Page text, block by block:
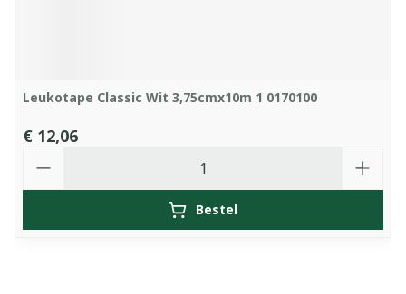
Leukotape Classic Wit 3,75cmx10m 1 0170100
€ 12,06
Bestel